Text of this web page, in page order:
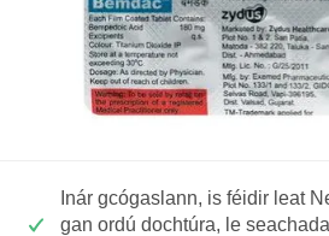
Inár gcógaslann, is féidir leat
gan ordú dochtúra, le